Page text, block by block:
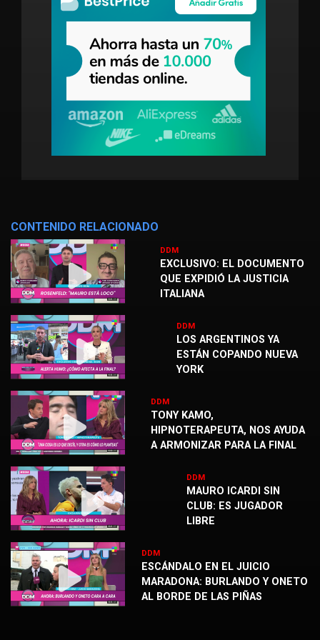
CONTENIDO RELACIONADO
DDM
EXCLUSIVO: EL DOCUMENTO
QUE EXPIDIÓ LA JUSTICIA
ITALIANA
DDM
LOS ARGENTINOS YA
ESTÁN COPANDO NUEVA
YORK
DDM
TONY KAMO,
HIPNOTERAPEUTA, NOS AYUDA
A ARMONIZAR PARA LA FINAL
DDM
MAURO ICARDI SIN
CLUB: ES JUGADOR
LIBRE
DDM
ESCÁNDALO EN EL JUICIO
MARADONA: BURLANDO Y ONETO
AL BORDE DE LAS PIÑAS